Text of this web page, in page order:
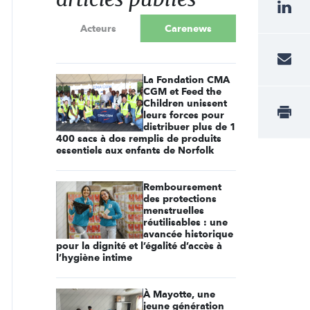
Acteurs Carenews
La Fondation CMA
CGM et Feed the
Children unissent
leurs forces pour
distribuer plus de 1
400 sacs à dos remplis de produits
essentiels aux enfants de Norfolk
Remboursement
des protections
menstruelles
réutilisables : une
avancée historique
pour la dignité et l’égalité d’accès à
l’hygiène intime
À Mayotte, une
jeune génération